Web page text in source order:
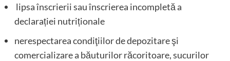
lipsa înscrierii sau înscrierea incompletă a
declarației nutriționale
nerespectarea condiţiilor de depozitare şi
comercializare a băuturilor răcoritoare, sucurilor